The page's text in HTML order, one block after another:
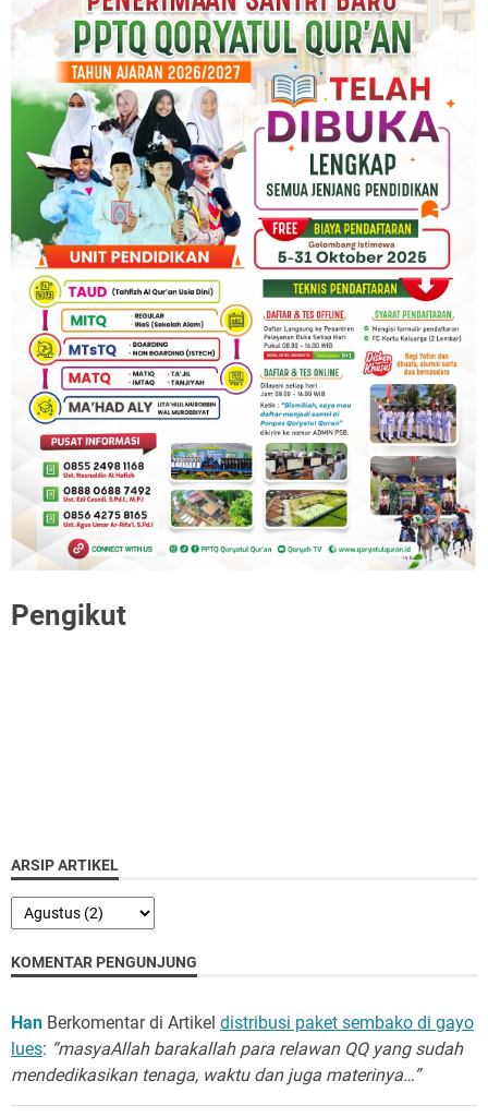
Pengikut
ARSIP ARTIKEL
KOMENTAR PENGUNJUNG
Han Berkomentar di Artikel distribusi paket sembako di gayo
lues: “masyaAllah barakallah para relawan QQ yang sudah
mendedikasikan tenaga, waktu dan juga materinya…”